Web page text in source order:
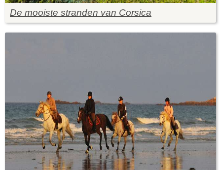
De mooiste stranden van Corsica